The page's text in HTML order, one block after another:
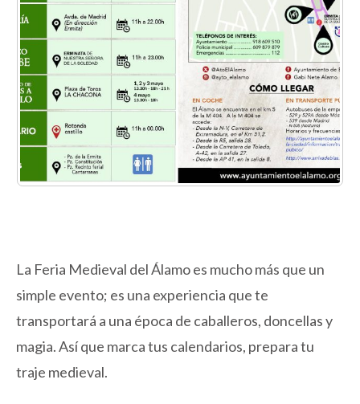
La Feria Medieval del Álamo es mucho más que un
simple evento; es una experiencia que te
transportará a una época de caballeros, doncellas y
magia. Así que marca tus calendarios, prepara tu
traje medieval.